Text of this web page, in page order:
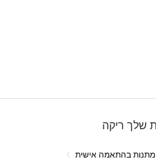
שלך ריקה
מתנות בהתאמה אישית